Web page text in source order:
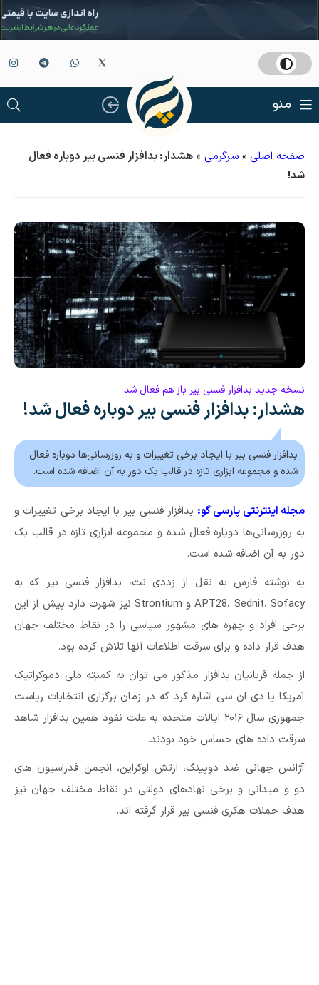
منو
صفحه اصلی » سرگرمی » هشدار: بدافزار فنسی بیر دوباره فعال
شد!
نسخه جدید بدافزار فنسی بیر باز هم فعال شد
هشدار: بدافزار فنسی بیر دوباره فعال شد!
بدافزار فنسی بیر با ایجاد برخی تغییرات و به روزرسانی‌ها دوباره فعال
شده و مجموعه ابزاری تازه در قالب بک دور به آن اضافه شده است.
مجله اینترنتی پارسی گو: بدافزار فنسی بیر با ایجاد برخی تغییرات و
به روزرسانی‌ها دوباره فعال شده و مجموعه ابزاری تازه در قالب بک
دور به آن اضافه شده است.
به نوشته فارس به نقل از زددی نت، بدافزار فنسی بیر که به
APT28، Sednit، Sofacy و Strontium نیز شهرت دارد پیش از این
برخی افراد و چهره های مشهور سیاسی را در نقاط مختلف جهان
هدف قرار داده و برای سرقت اطلاعات آنها تلاش کرده بود.
از جمله قربانیان بدافزار مذکور می توان به کمیته ملی دموکراتیک
آمریکا یا دی ان سی اشاره کرد که در زمان برگزاری انتخابات ریاست
جمهوری سال ۲۰۱۶ ایالات متحده به علت نفوذ همین بدافزار شاهد
سرقت داده های حساس خود بودند.
آژانس جهانی ضد دوپینگ، ارتش اوکراین، انجمن فدراسیون های
دو و میدانی و برخی نهادهای دولتی در نقاط مختلف جهان نیز
هدف حملات هکری فنسی بیر قرار گرفته اند.